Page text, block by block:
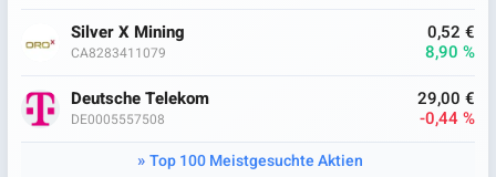
Silver X Mining
CA8283411079
0,52 €
8,90 %
Deutsche Telekom
DE0005557508
29,00 €
-0,44 %
Top 100 Meistgesuchte Aktien